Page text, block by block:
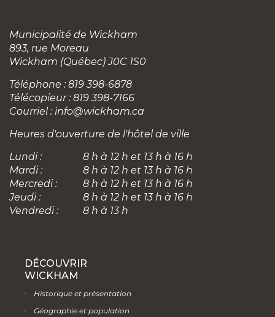
Municipalité de Wickham
893, rue Moreau
Wickham (Québec) J0C 1S0
Téléphone : 819 398-6878
Télécopieur : 819 398-7166
Courriel : info@wickham.ca
Heures d'ouverture de l'hôtel de ville
Lundi :
8 h à 12 h et 13 h à 16 h
Mardi :
8 h à 12 h et 13 h à 16 h
Mercredi :
8 h à 12 h et 13 h à 16 h
Jeudi :
8 h à 12 h et 13 h à 16 h
Vendredi :
8 h à 13 h
DÉCOUVRIR
WICKHAM
Historique et présentation
Géographie et population